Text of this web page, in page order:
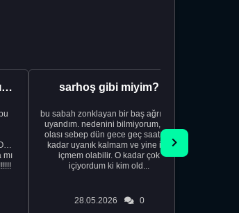
Aman Tanrım yine başlıyoruz.. sarhoş gibi miyim?
bu sabah zonklayan bir baş ağrısıyla
uyandım. nedenini bilmiyorum, tek
olası sebep dün gece geç saatlere
kadar uyanık kalmam ve yine içki
içmem olabilir. O kadar çok
içiyordum ki kim old...
28.05.2026 0